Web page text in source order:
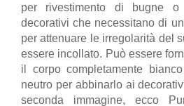
per rivestimento di bugne
decorativi che necessitano di
per attenuare le irregolarità del
essere incollato. Può essere
il corpo completamente
neutro per abbinarlo ai
seconda immagine, ecco